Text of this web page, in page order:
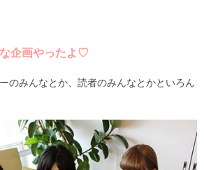
企画やったよ♡
のみんなとか、読者のみんなとかといろん